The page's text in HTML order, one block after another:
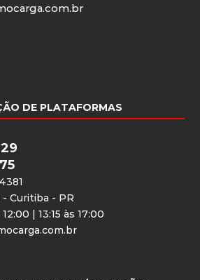
DE PLATAFORMAS
- Curitiba - PR
| 13:15 às 17:00